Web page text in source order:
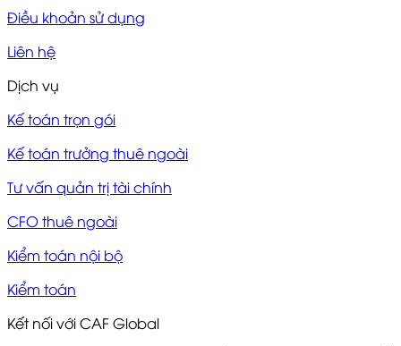
Điều khoản sử dụng
Liên hệ
Dịch vụ
Kế toán trọn gói
Kế toán trưởng thuê ngoài
Tư vấn quản trị tài chính
CFO thuê ngoài
Kiểm toán nội bộ
Kiểm toán
Kết nối với CAF Global